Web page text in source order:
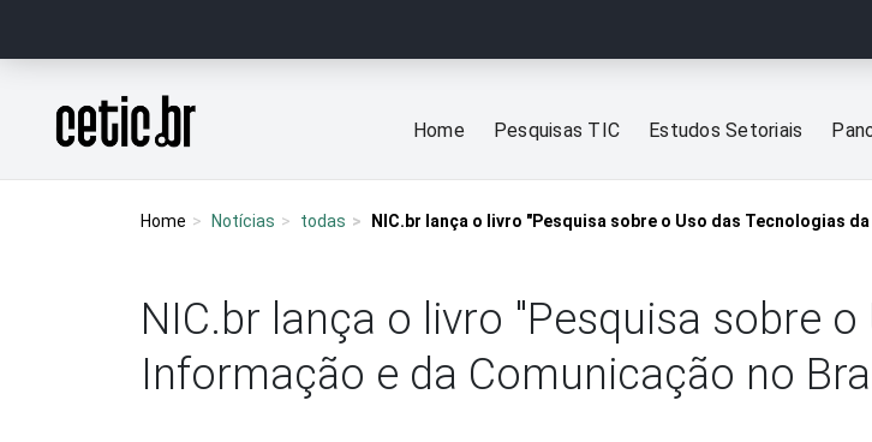
Página inicial
Home Pesquisas TIC Estudos Setoriais
Home Notícias todas NIC.br lança o livro "Pesquisa sobre o Uso das Tecnologias
NIC.br lança o livro "Pesquisa sobre
Informação e da Comunicação no